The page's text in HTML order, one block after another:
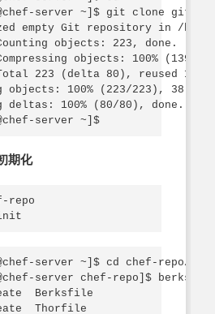
server ~]$ git clone git://
empty Git repository in /
objects: 223, done.
objects: 100% (139/
223 (delta 80), reused 178
objects: 100% (223/223), 38.14
deltas: 100% (80/80), done.
期化
repo
server ~]$ cd chef-repo/
server chef-repo]$ berks
Berksfile
Thorfile